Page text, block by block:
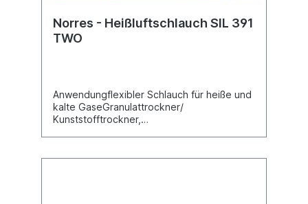
Norres - Heißluftschlauch SIL 391
TWO
Anwendungflexibler Schlauch für heiße und
kalte GaseGranulattrockner/
Kunststofftrockner,
Trockner, IR/Infrarot